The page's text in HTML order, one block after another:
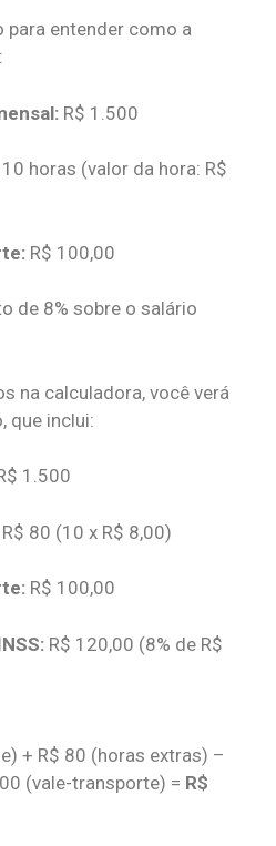
para entender como a
R$ 1.500
10 horas (valor da hora: R$
R$ 100,00
de 8% sobre o salário
na calculadora, você verá
que inclui:
1.500
R$ 80 (10 x R$ 8,00)
R$ 100,00
R$ 120,00 (8% de R$
+ R$ 80 (horas extras) –
(vale-transporte) = R$